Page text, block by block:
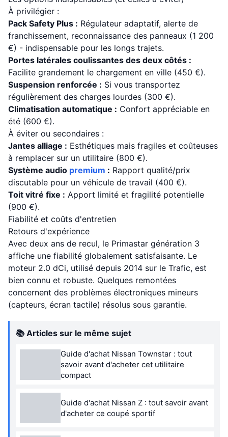
À privilégier :
Pack Safety Plus : Régulateur adaptatif, alerte de
franchissement, reconnaissance des panneaux (1 200
€) - indispensable pour les longs trajets.
Portes latérales coulissantes des deux côtés :
Facilite grandement le chargement en ville (450 €).
Suspension renforcée : Si vous transportez
régulièrement des charges lourdes (300 €).
Climatisation automatique : Confort appréciable en
été (600 €).
À éviter ou secondaires :
Jantes alliage : Esthétiques mais fragiles et coûteuses
à remplacer sur un utilitaire (800 €).
Système audio premium : Rapport qualité/prix
discutable pour un véhicule de travail (400 €).
Toit vitré fixe : Apport limité et fragilité potentielle
(900 €).
Fiabilité et coûts d'entretien
Retours d'expérience
Avec deux ans de recul, le Primastar génération 3
affiche une fiabilité globalement satisfaisante. Le
moteur 2.0 dCi, utilisé depuis 2014 sur le Trafic, est
bien connu et robuste. Quelques remontées
concernent des problèmes électroniques mineurs
(capteurs, écran tactile) résolus sous garantie.
📚 Articles sur le même sujet
Guide d'achat Nissan Townstar : tout
savoir avant d'acheter cet utilitaire
compact
Guide d'achat Nissan Z : tout savoir avant
d'acheter ce coupé sportif